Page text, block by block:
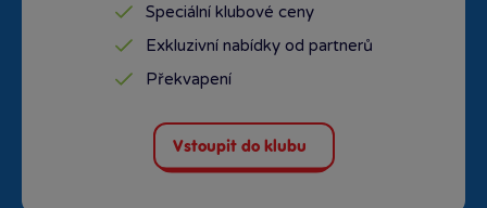
Speciální klubové ceny
Exkluzivní nabídky od partnerů
Překvapení
Vstoupit do klubu